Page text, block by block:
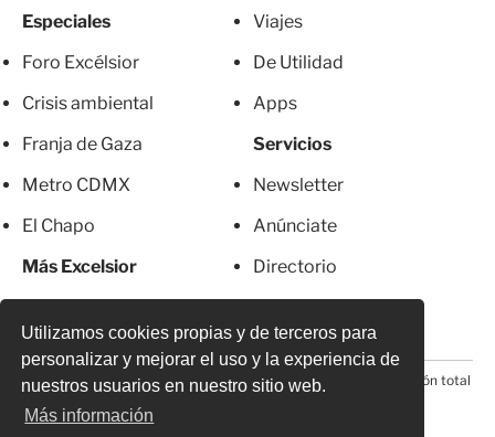
Utilizamos cookies propias y de terceros para
personalizar y mejorar el uso y la experiencia de
nuestros usuarios en nuestro sitio web.
Más información
Especiales
Foro Excélsior
Crisis ambiental
Franja de Gaza
Metro CDMX
El Chapo
Más Excelsior
Viajes
De Utilidad
Apps
Servicios
Newsletter
Anúnciate
Directorio
© 2026 Todos los derechos reservados. Prohibida la reproducción total
o parcial, incluyendo cualquier medio electrónico*